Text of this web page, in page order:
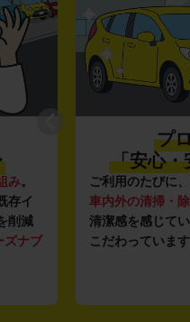
み。
存イ
削減
ズナブ
プ
「安心・
ご利用のたびに、
車内外の清掃・
清潔感を感じて
こだわっています